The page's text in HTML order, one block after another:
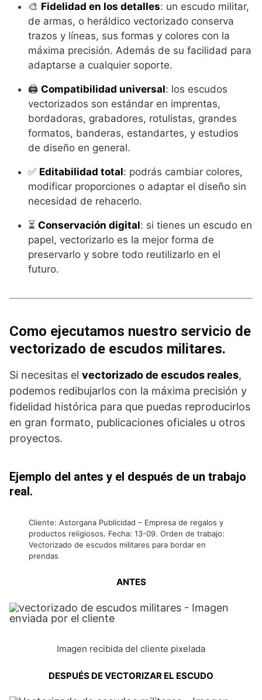
🎨 Fidelidad en los detalles: un escudo militar,
de armas, o heráldico vectorizado conserva
trazos y líneas, sus formas y colores con la
máxima precisión. Además de su facilidad para
adaptarse a cualquier soporte.
🖨️ Compatibilidad universal: los escudos
vectorizados son estándar en imprentas,
bordadoras, grabadores, rotulistas, grandes
formatos, banderas, estandartes, y estudios
de diseño en general.
✅ Editabilidad total: podrás cambiar colores,
modificar proporciones o adaptar el diseño sin
necesidad de rehacerlo.
⏳ Conservación digital: si tienes un escudo en
papel, vectorizarlo es la mejor forma de
preservarlo y sobre todo reutilizarlo en el
futuro.
Como ejecutamos nuestro servicio de
vectorizado de escudos militares.
Si necesitas el vectorizado de escudos reales,
podemos redibujarlos con la máxima precisión y
fidelidad histórica para que puedas reproducirlos
en gran formato, publicaciones oficiales u otros
proyectos.
Ejemplo del antes y el después de un trabajo
real.
Cliente: Astorgana Publicidad – Empresa de regalos y
productos religiosos. Fecha: 13-09. Orden de trabajo:
Vectorizado de escudos militares para bordar en
prendas
ANTES
Imagen recibida del cliente pixelada
DESPUÉS DE VECTORIZAR EL ESCUDO